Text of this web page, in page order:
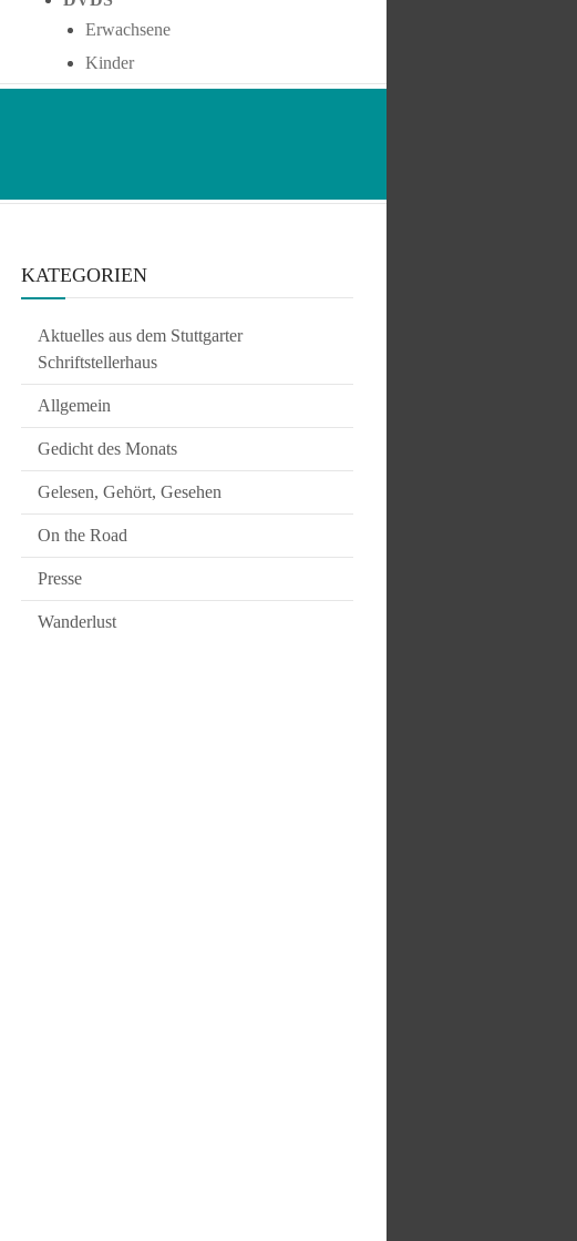
Erwachsene
Kinder
KATEGORIEN
Aktuelles aus dem Stuttgarter
Schriftstellerhaus
Allgemein
Gedicht des Monats
Gelesen, Gehört, Gesehen
On the Road
Presse
Wanderlust